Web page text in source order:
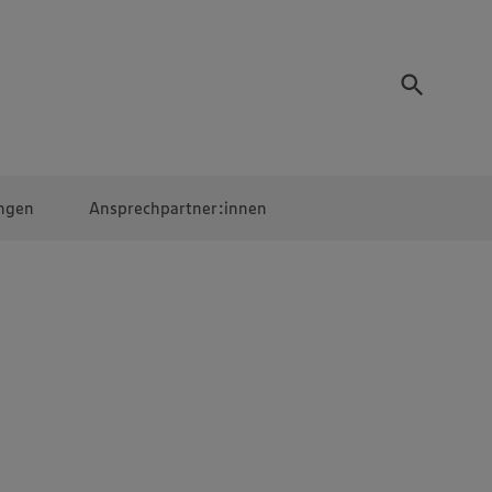
Ansprechpartner:innen